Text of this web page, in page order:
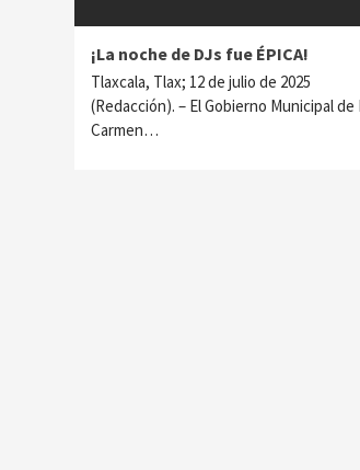
¡La noche de DJs fue ÉPICA!
Tlaxcala, Tlax; 12 de julio de 2025
(Redacción). – El Gobierno Municipal de
Carmen…